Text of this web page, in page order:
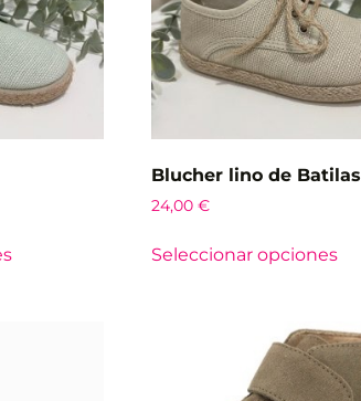
Blucher lino de Batilas
24,00€
Seleccionar opciones